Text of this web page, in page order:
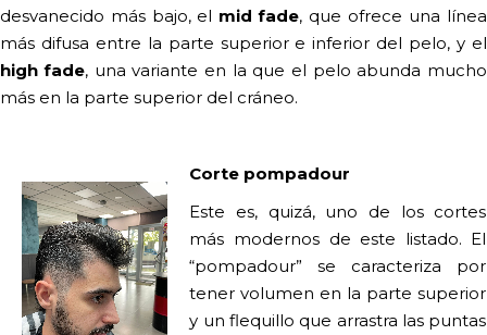
desvanecido más bajo, el mid fade, que ofrece una línea
más difusa entre la parte superior e inferior del pelo, y el
high fade, una variante en la que el pelo abunda mucho
más en la parte superior del cráneo.
Corte pompadour
Este es, quizá, uno de los cortes
más modernos de este listado. El
“pompadour” se caracteriza por
tener volumen en la parte superior
y un flequillo que arrastra las puntas